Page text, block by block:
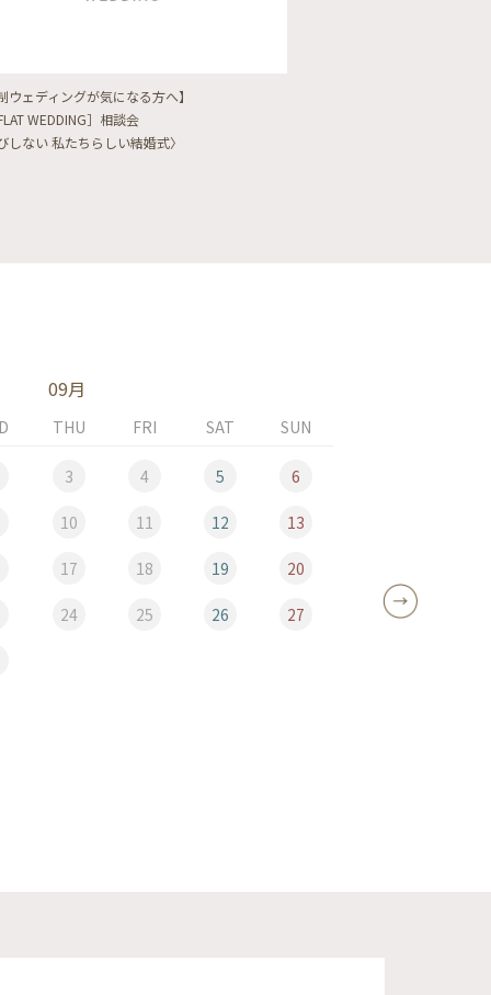
ウェディングが気になる方へ】
WEDDING］相談会
しない 私たちらしい結婚式〉
09月
THU FRI SAT SUN
3 4 5 6
10 11 12 13
17 18 19 20
24 25 26 27